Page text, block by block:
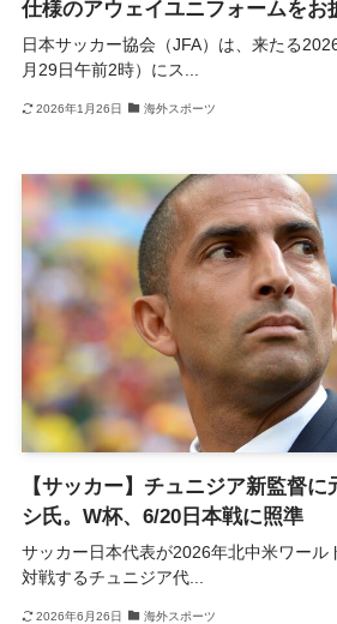
仕様のアウェイユニフォームをお
日本サッカー協会（JFA）は、来たる
月29日午前2時）にス...
2026年1月26日 海外スポーツ
【サッカー】チュニジア新監督
シ氏。W杯、6/20日本戦に照準
サッカー日本代表が2026年北中米ワール
対戦するチュニジア代...
2026年6月26日 海外スポーツ